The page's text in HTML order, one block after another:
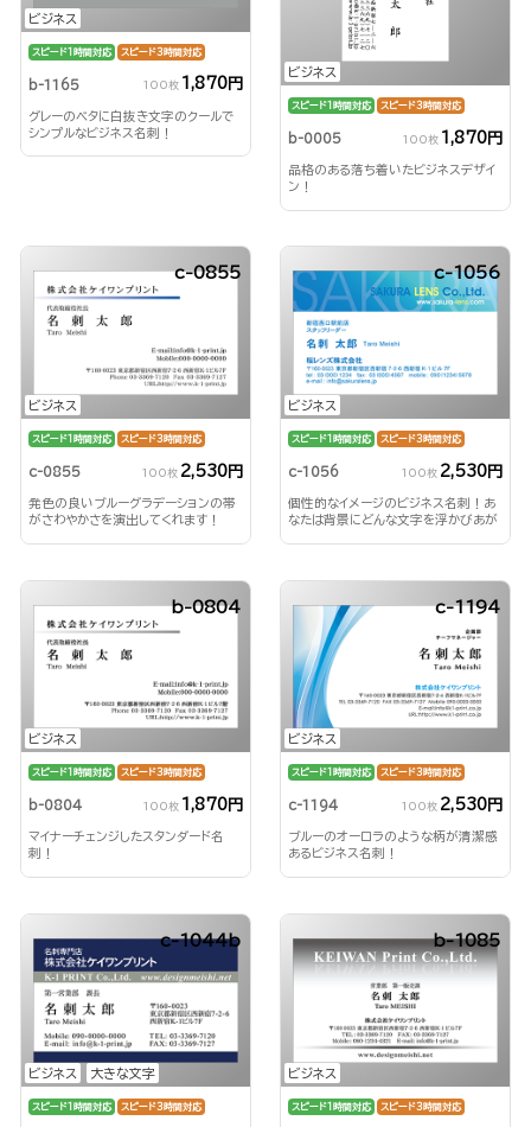
ビジネス
スピード1時間対応 スピード3時間対応
b-1165 100枚 1,870円
グレーのベタに白抜き文字のクールで
シンプルなビジネス名刺！
ビジネス
スピード1時間対応 スピード3時間対応
b-0005 100枚 1,870円
品格のある落ち着いたビジネスデザイ
ン！
ビジネス
c-0855
スピード1時間対応 スピード3時間対応
c-0855 100枚 2,530円
発色の良いブルーグラデーションの帯
がさわやかさを演出してくれます！
ビジネス
c-1056
スピード1時間対応 スピード3時間対応
c-1056 100枚 2,530円
個性的なイメージのビジネス名刺！あ
なたは背景にどんな文字を浮かびあが
ビジネス
b-0804
スピード1時間対応 スピード3時間対応
b-0804 100枚 1,870円
マイナーチェンジしたスタンダード名
刺！
ビジネス
c-1194
スピード1時間対応 スピード3時間対応
c-1194 100枚 2,530円
ブルーのオーロラのような柄が清潔感
あるビジネス名刺！
ビジネス 大きな文字
c-1044b
スピード1時間対応 スピード3時間対応
ビジネス
b-1085
スピード1時間対応 スピード3時間対応